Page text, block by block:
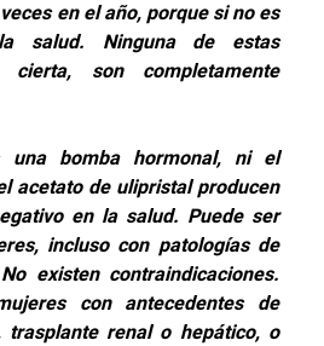
en el año, porque si no es
salud. Ninguna de estas
cierta, son completamente
una bomba hormonal, ni el
acetato de ulipristal producen
en la salud. Puede ser
incluso con patologías de
existen contraindicaciones.
con antecedentes de
trasplante renal o hepático, o